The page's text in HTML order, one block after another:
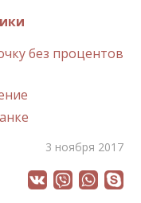
без процентов
3 ноября 2017